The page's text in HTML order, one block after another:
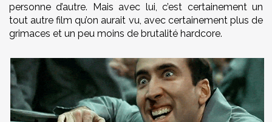
personne d’autre. Mais avec lui, c’est certainement un
tout autre film qu’on aurait vu, avec certainement plus de
grimaces et un peu moins de brutalité hardcore.